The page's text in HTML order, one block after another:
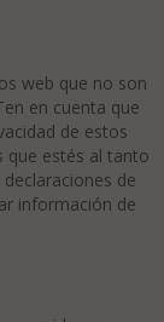
web que no son
en cuenta que
de estos
que estés al tanto
de
información de